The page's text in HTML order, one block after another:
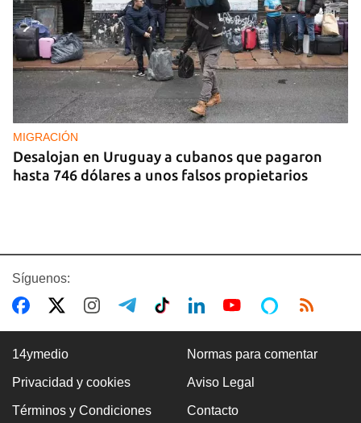
MIGRACIÓN
Desalojan en Uruguay a cubanos que pagaron
hasta 746 dólares a unos falsos propietarios
CUBA
Síguenos:
14ymedio Normas para comentar
Privacidad y cookies Aviso Legal
Términos y Condiciones Contacto